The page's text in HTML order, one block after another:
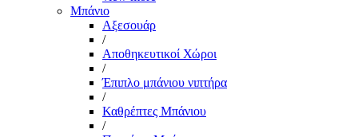
Μπάνιο
Αξεσουάρ
/
Αποθηκευτικοί Χώροι
/
Έπιπλο μπάνιου νιπτήρα
/
Καθρέπτες Μπάνιου
/